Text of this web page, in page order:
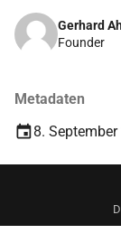
Gerhard
Founder
Metadaten
8.